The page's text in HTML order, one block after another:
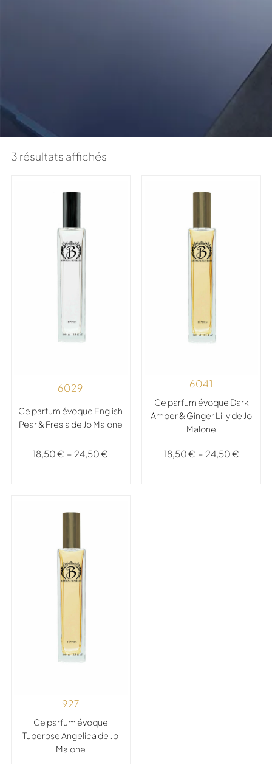
3 résultats affichés
6029
Ce parfum évoque English
Pear & Fresia de Jo Malone
18,50€ – 24,50€
6041
Ce parfum évoque Dark
Amber & Ginger Lilly de Jo
Malone
18,50€ – 24,50€
927
Ce parfum évoque
Tuberose Angelica de Jo
Malone